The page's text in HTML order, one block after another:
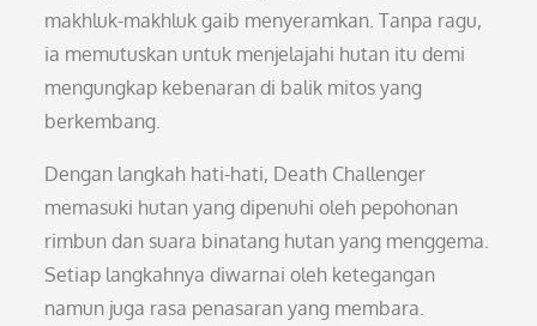
makhluk-makhluk gaib menyeramkan. Tanpa ragu,
ia memutuskan untuk menjelajahi hutan itu demi
mengungkap kebenaran di balik mitos yang
berkembang.
Dengan langkah hati-hati, Death Challenger
memasuki hutan yang dipenuhi oleh pepohonan
rimbun dan suara binatang hutan yang menggema.
Setiap langkahnya diwarnai oleh ketegangan
namun juga rasa penasaran yang membara.